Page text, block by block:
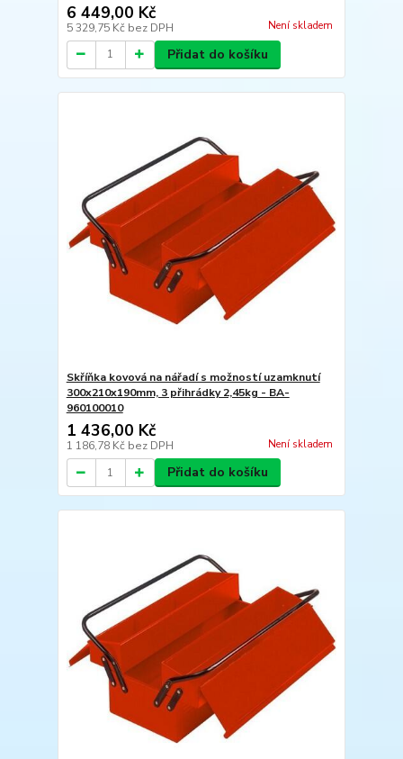
6 449,00 Kč
5 329,75 Kč bez DPH Není skladem
Přidat do košíku
Skříňka kovová na nářadí s možností uzamknutí
300x210x190mm, 3 přihrádky 2,45kg - BA-
960100010
1 436,00 Kč
1 186,78 Kč bez DPH Není skladem
Přidat do košíku